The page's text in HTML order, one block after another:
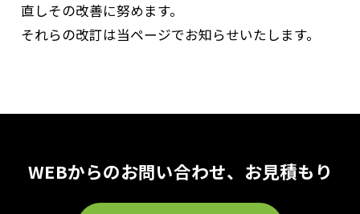
直しその改善に努めます。
それらの改訂は当ページでお知らせいたします。
WEBからのお問い合わせ、お見積もり